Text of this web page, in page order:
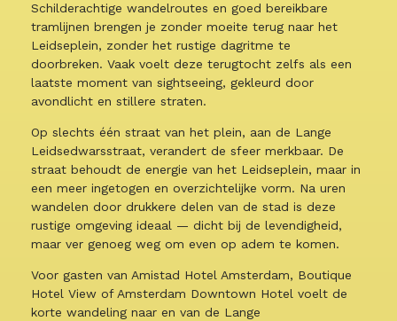
Schilderachtige wandelroutes en goed bereikbare
tramlijnen brengen je zonder moeite terug naar het
Leidseplein, zonder het rustige dagritme te
doorbreken. Vaak voelt deze terugtocht zelfs als een
laatste moment van sightseeing, gekleurd door
avondlicht en stillere straten.
Op slechts één straat van het plein, aan de Lange
Leidsedwarsstraat, verandert de sfeer merkbaar. De
straat behoudt de energie van het Leidseplein, maar in
een meer ingetogen en overzichtelijke vorm. Na uren
wandelen door drukkere delen van de stad is deze
rustige omgeving ideaal — dicht bij de levendigheid,
maar ver genoeg weg om even op adem te komen.
Voor gasten van Amistad Hotel Amsterdam, Boutique
Hotel View of Amsterdam Downtown Hotel voelt de
korte wandeling naar en van de Lange